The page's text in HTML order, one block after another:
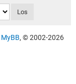
MyBB, © 2002-2026